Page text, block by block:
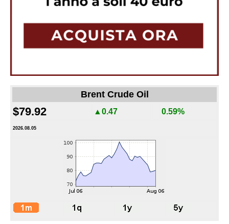
Brent Crude Oil
$79.92 ▲0.47 0.59%
2026.08.05